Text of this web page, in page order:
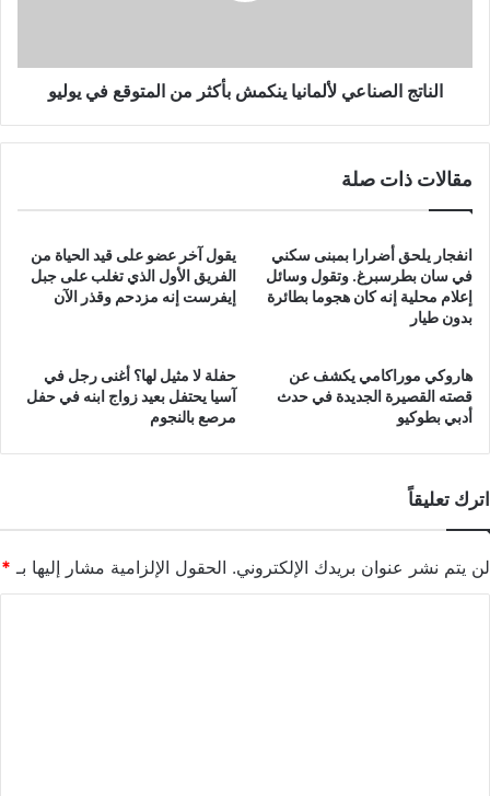
يوليو
الناتج الصناعي لألمانيا ينكمش بأكثر من المتوقع في يوليو
مقالات ذات صلة
انفجار يلحق أضرارا بمبنى سكني
في سان بطرسبرغ. وتقول وسائل
إعلام محلية إنه كان هجوما بطائرة
بدون طيار
يقول آخر عضو على قيد الحياة من
الفريق الأول الذي تغلب على جبل
إيفرست إنه مزدحم وقذر الآن
هاروكي موراكامي يكشف عن
قصته القصيرة الجديدة في حدث
أدبي بطوكيو
حفلة لا مثيل لها؟ أغنى رجل في
آسيا يحتفل بعيد زواج ابنه في حفل
مرصع بالنجوم
اترك تعليقاً
لن يتم نشر عنوان بريدك الإلكتروني. الحقول الإلزامية مشار إليها بـ *